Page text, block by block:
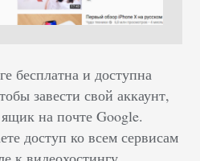
бесплатна и доступна
завести свой аккаунт,
на почте Google.
доступ ко всем сервисам